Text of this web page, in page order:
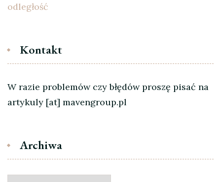
odległość
Kontakt
W razie problemów czy błędów proszę pisać na
artykuly [at] mavengroup.pl
Archiwa